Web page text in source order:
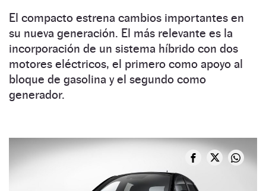
El compacto estrena cambios importantes en
su nueva generación. El más relevante es la
incorporación de un sistema híbrido con dos
motores eléctricos, el primero como apoyo al
bloque de gasolina y el segundo como
generador.